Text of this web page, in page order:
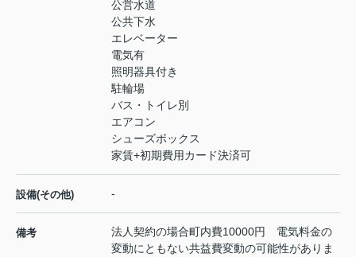
公営水道
公共下水
エレベーター
電気有
照明器具付き
駐輪場
バス・トイレ別
エアコン
シューズボックス
家賃+初期費用カード決済可
設備(その他) -
備考
法人契約の場合町内費10000円 電気料金の
変動にともない共益費変動の可能性がありま